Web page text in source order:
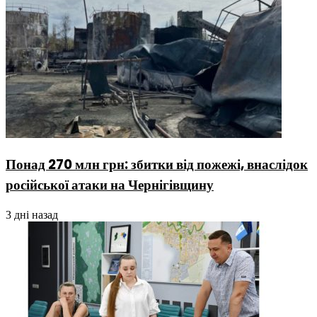
Понад 270 млн грн: збитки від пожежі, внаслідок
російської атаки на Чернігівщину
3 дні назад